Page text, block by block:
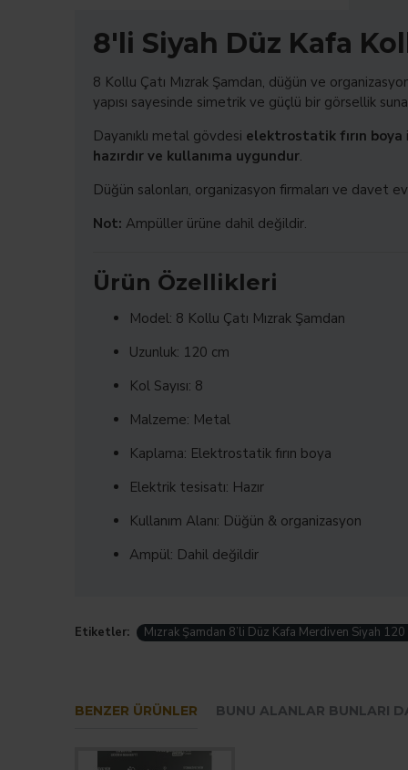
8'li Siyah Düz Kafa
8 Kollu Çatı Mızrak Şamdan, düğün ve
yapısı sayesinde simetrik ve güçlü bir görsellik
Dayanıklı metal gövdesi elektrostatik fırın boya
hazırdır ve kullanıma uygundur.
Düğün salonları, organizasyon firmaları ve davet
Not: Ampüller ürüne dahil değildir.
Ürün Özellikleri
Model: 8 Kollu Çatı Mızrak Şamdan
Uzunluk: 120 cm
Kol Sayısı: 8
Malzeme: Metal
Kaplama: Elektrostatik fırın boya
Elektrik tesisatı: Hazır
Kullanım Alanı: Düğün & organizasyon
Ampül: Dahil değildir
Etiketler: Mızrak Şamdan 8’li Düz Kafa Merdiven Siyah
BENZER ÜRÜNLER BUNU ALANLAR BUNLARI